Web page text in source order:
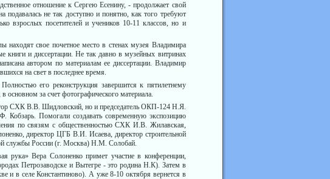
отношение к Сергею Есенину, - продолжает свой
не так доступно и понятно, как того тре­буют
взрослых посети­телей и учеников 10-11 классов, но и
находят свое почетное место в стенах музея Владимира
книги и диссерта­ции. Не так давно в музейных вит­ринах
автором по материалам ее диссертации. Владимир
на свет в последнее время.
его реконструк­ция завершится к пятилетнему
основном за счет фо­тографического материала.
СХК В.В. Шидловский, но и председатель ОКП-124 Н.Я.
По­могали создавать современную эк­спозицию
по связям с общественностью СХК И.В. Жилавская,
директор ЦГБ В.И. Исаева, директор строи­тельной
служ­бы России (г. Москва) Н.М. Солобай.
рука» Вера Солоненко примет участие в конференции,
Петрозаводске и Вытегре - это родина Н.К). Затем в
и в селе Константиново). А уже 8-10 октября вернется в